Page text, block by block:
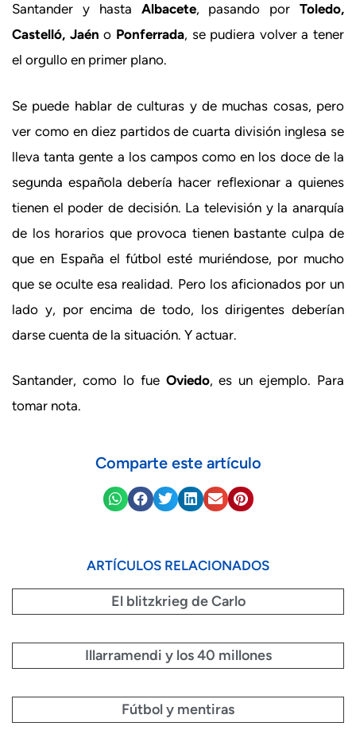
Santander y hasta Albacete, pasando por Toledo,
Castelló, Jaén o Ponferrada, se pudiera volver a tener
el orgullo en primer plano.
Se puede hablar de culturas y de muchas cosas, pero
ver como en diez partidos de cuarta división inglesa se
lleva tanta gente a los campos como en los doce de la
segunda española debería hacer reflexionar a quienes
tienen el poder de decisión. La televisión y la anarquía
de los horarios que provoca tienen bastante culpa de
que en España el fútbol esté muriéndose, por mucho
que se oculte esa realidad. Pero los aficionados por un
lado y, por encima de todo, los dirigentes deberían
darse cuenta de la situación. Y actuar.
Santander, como lo fue Oviedo, es un ejemplo. Para
tomar nota.
Comparte este artículo
ARTÍCULOS RELACIONADOS
El blitzkrieg de Carlo
Illarramendi y los 40 millones
Fútbol y mentiras